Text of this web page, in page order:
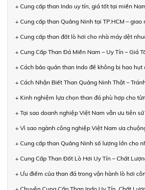
+ Cung cấp than Indo uy tín, giá tốt tại miền
+ Cung cấp than Quảng Ninh tại TP.HCM – giao
+ Cung cấp than đốt lò hơi cho nhà máy dệt
+ Cung Cấp Than Đá Miền Nam – Uy Tín – Giá
+ Cách bảo quản than Indo để không bị hao hụt
+ Cách Nhận Biết Than Quảng Ninh Thật –
+ Kinh nghiệm lựa chọn than đá phù hợp cho
+ Tại sao doanh nghiệp Việt Nam vẫn ưu tiên
+ Vì sao ngành công nghiệp Việt Nam ưa
+ Cung cấp than Quảng Ninh số lượng lớn cho
+ Cung Cấp Than Đốt Lò Hơi Uy Tín – Chất
+ Ưu điểm của than đá trong vận hành lò hơi